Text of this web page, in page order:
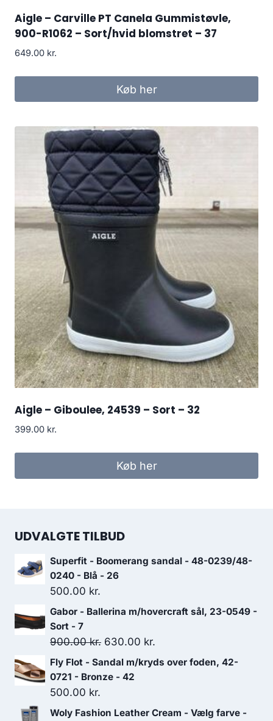
Aigle – Carville PT Canela Gummistøvle,
900-R1062 – Sort/hvid blomstret – 37
649.00 kr.
Køb her
Aigle – Giboulee, 24539 – Sort – 32
399.00 kr.
Køb her
UDVALGTE TILBUD
Superfit - Boomerang sandal - 48-0239/48-
0240 - Blå - 26
500.00 kr.
Gabor - Ballerina m/hovercraft sål, 23-0549 -
Sort - 7
900.00kr. Den
oprindelige
pris
900.00 kr..
630.00 kr.
aktuelle
630.00 kr..
Fly Flot - Sandal m/kryds over foden, 42-
0721 - Bronze - 42
500.00 kr.
Woly Fashion Leather Cream - Vælg farve -